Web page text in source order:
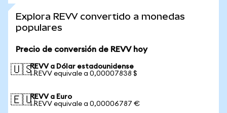
Explora REVV convertido a monedas
populares
Precio de conversión de REVV hoy
🇺🇸REVV a Dólar estadounidense
1 REVV equivale a 0,00007838 $
🇪🇺REVV a Euro
1 REVV equivale a 0,00006787 €